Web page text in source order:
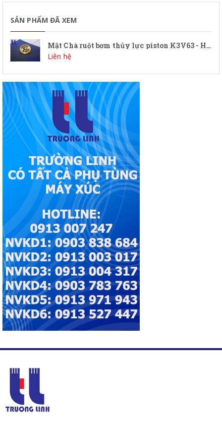
SẢN PHẨM ĐÃ XEM
Mặt Chà ruột bơm thủy lực piston K3V63 - HPV63 - Phụ Tùng Máy Đào ( Xe Cuốc )
Liên hệ